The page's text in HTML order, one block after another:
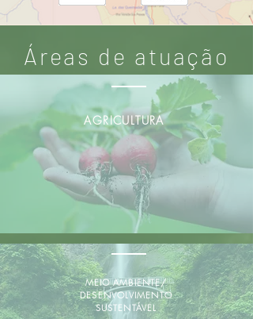
Áreas de atuação
AGRICULTURA
MEIO AMBIENTE/
DESENVOLVIMENTO
SUSTENTÁVEL